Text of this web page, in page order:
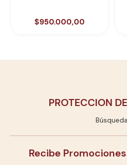
$950.000,00
PROTECCION
Búsqueda
Recibe